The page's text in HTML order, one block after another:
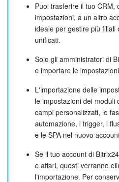
Puoi trasferire il tuo CRM,
impostazioni, a un altro
ideale per gestire più filiali
unificati.
Solo gli amministratori di
e importare le
L'importazione delle
le impostazioni dei moduli
campi personalizzati, le
automazione, i trigger, i
e le SPA nel nuovo
Se il tuo account di
e affari, questi verranno
l'importazione. Per